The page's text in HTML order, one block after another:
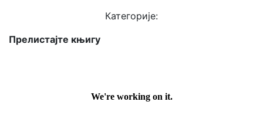
Категорије:
Прелистајте књигу